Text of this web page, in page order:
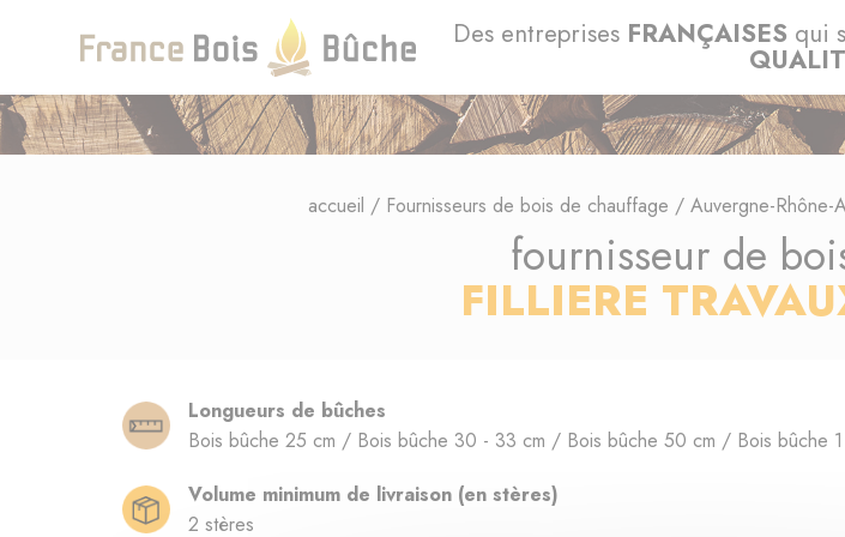
Des entreprises FRANÇAISES qui
accueil / Fournisseurs de bois de chauffage / Auvergne-Rhône-
fournisseur de
FILLIERE
Longueurs de bûches
Bois bûche 25 cm / Bois bûche 30 - 33 cm / Bois bûche 50 cm / Bois bûche
Volume minimum de livraison (en stères)
2 stères